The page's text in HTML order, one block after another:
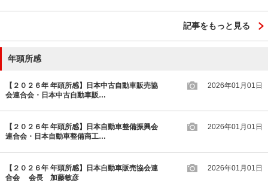
記事をもっと見る
年頭所感
【２０２６年 年頭所感】日本中古自動車販売協
会連合会・日本中古自動車販…
2026年01月01日
【２０２６年 年頭所感】日本自動車整備振興会
連合会・日本自動車整備商工…
2026年01月01日
【２０２６年 年頭所感】日本自動車販売協会連
合会 会長 加藤敏彦
2026年01月01日